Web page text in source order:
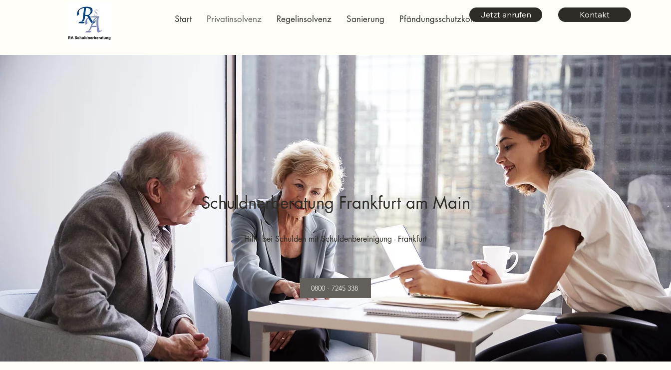
Start Privatinsolvenz Regelinsolvenz Sanierung PfändungsschutzkontoJetzt anrufen Kontakt
Schuldnerberatung Frankfurt am Main
Hilfe bei Schulden mit Schuldenbereinigung - Frankfurt
0800 - 7245 338